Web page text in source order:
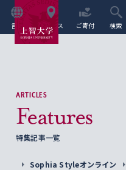
言語 アクセス ご寄付 検索
ARTICLES
Features
特集記事一覧
Sophia Styleオンライン